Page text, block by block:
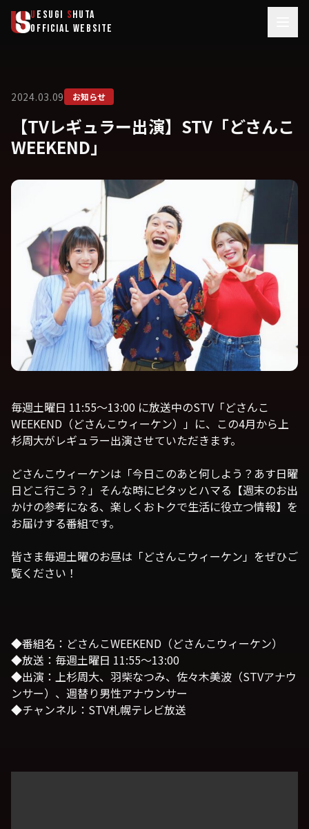
メインコンテンツへスキップ
U ESUGI SHUTA
OFFICIAL WEBSITE
2024.03.09 お知らせ
【TVレギュラー出演】STV「どさんこ
WEEKEND」
毎週土曜日 11:55〜13:00 に放送中のSTV「どさんこ
WEEKEND（どさんこウィーケン）」に、この4月から上
杉周大がレギュラー出演させていただきます。
どさんこウィーケンは「今日このあと何しよう？あす日曜
日どこ行こう？」そんな時にピタッとハマる【週末のお出
かけの参考になる、楽しくおトクで生活に役立つ情報】を
お届けする番組です。
皆さま毎週土曜のお昼は「どさんこウィーケン」をぜひご
覧ください！
◆番組名：どさんこWEEKEND（どさんこウィーケン）
◆放送：毎週土曜日 11:55〜13:00
◆出演：上杉周大、羽柴なつみ、佐々木美波（STVアナウ
ンサー）、週替り男性アナウンサー
◆チャンネル：STV札幌テレビ放送